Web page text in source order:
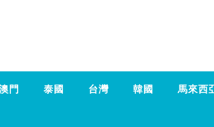
門 泰國 台灣 韓國 馬來西